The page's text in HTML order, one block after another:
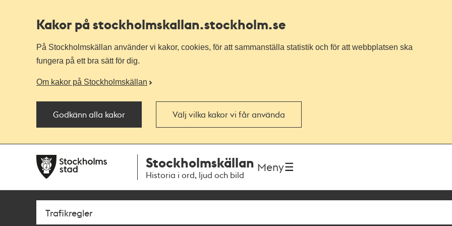
Kakor på stockholmskallan.stockholm.se
På Stockholmskällan använder vi kakor, cookies, för att sammanställa statistik och för att webbplatsen ska
fungera på ett bra sätt för dig.
Om kakor på Stockholmskällan
Godkänn alla kakor Välj vilka kakor vi får använda
navigationen
huvudinnehållet
Stockholmskällan
Historia i ord, ljud och bild
Meny
Sök